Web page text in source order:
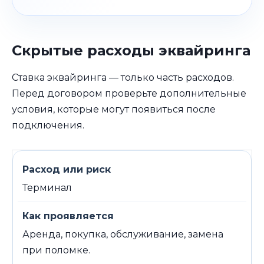
Скрытые расходы эквайринга
Ставка эквайринга — только часть расходов.
Перед договором проверьте дополнительные
условия, которые могут появиться после
подключения.
Терминал
Аренда, покупка, обслуживание, замена
при поломке.